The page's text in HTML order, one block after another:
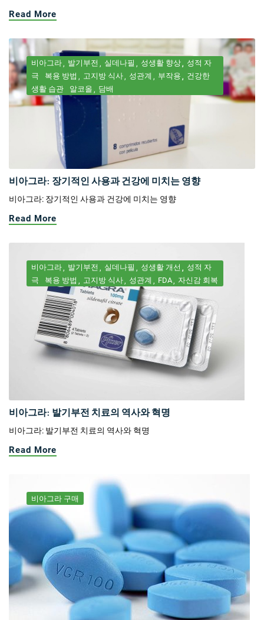
Read More
비아그라 발기부전 실데나필 성생활 향상
성적 자
극
복용 방법 고지방 식사 성관계 부작용
건강한
생활 습관
알코올 담배
비아그라: 장기적인 사용과 건강에 미치는 영향
비아그라: 장기적인 사용과 건강에 미치는 영향
Read More
비아그라 발기부전 실데나필 성생활 개선
성적 자
극
복용 방법 고지방 식사 성관계 FDA 자신감 회복
비아그라: 발기부전 치료의 역사와 혁명
비아그라: 발기부전 치료의 역사와 혁명
Read More
비아그라 구매